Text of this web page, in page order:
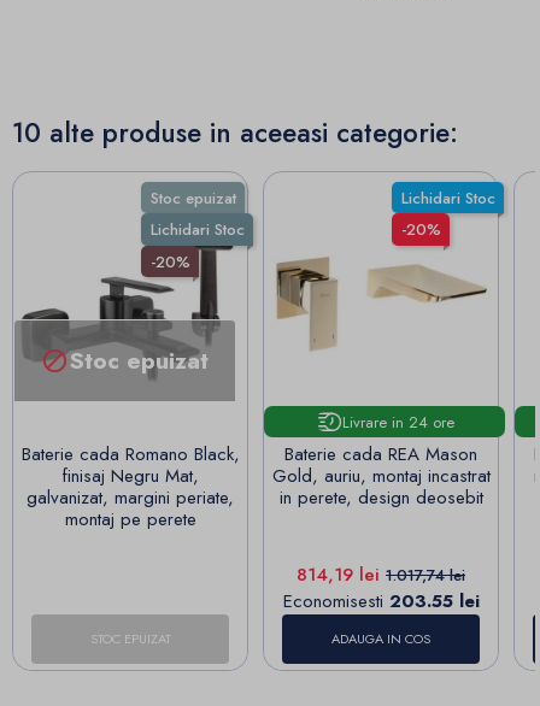
10 alte produse in aceeasi categorie:
Stoc epuizat
Lichidari Stoc
-20%
Stoc epuizat
Baterie cada Romano Black,
finisaj Negru Mat,
galvanizat, margini periate,
montaj pe perete
STOC EPUIZAT
Lichidari Stoc
-20%
Livrare in 24 ore
Baterie cada REA Mason
Gold, auriu, montaj incastrat
in perete, design deosebit
Pret
814,19 lei Pret de baza
1.017,74 lei
Economisesti 203.55 lei
ADAUGA IN COS